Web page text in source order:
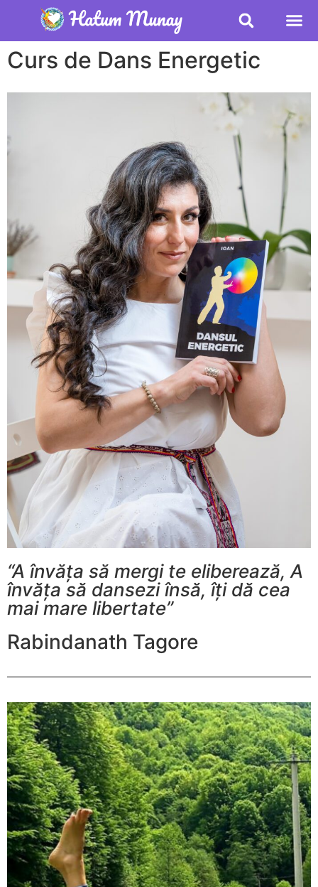
Curs de Dans Energetic
“A învăța să mergi te eliberează, A
învăța să dansezi însă, îți dă cea
mai mare libertate”
Rabindanath Tagore